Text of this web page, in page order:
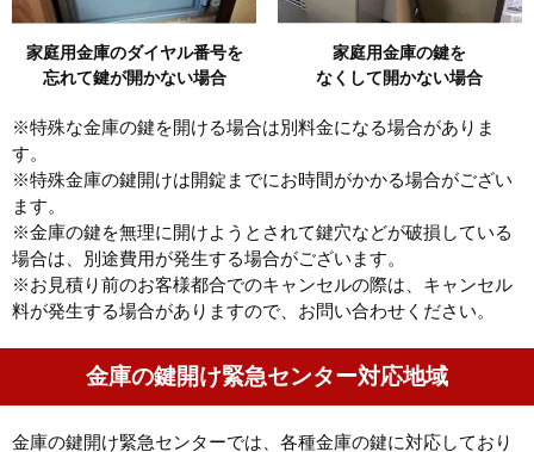
家庭用金庫のダイヤル番号を
忘れて鍵が開かない場合
家庭用金庫の鍵を
なくして開かない場合
※特殊な金庫の鍵を開ける場合は別料金になる場合がありま
す。
※特殊金庫の鍵開けは開錠までにお時間がかかる場合がござい
ます。
※金庫の鍵を無理に開けようとされて鍵穴などが破損している
場合は、別途費用が発生する場合がございます。
※お見積り前のお客様都合でのキャンセルの際は、キャンセル
料が発生する場合がありますので、お問い合わせください。
金庫の鍵開け緊急センター対応地域
金庫の鍵開け緊急センターでは、各種金庫の鍵に対応しており